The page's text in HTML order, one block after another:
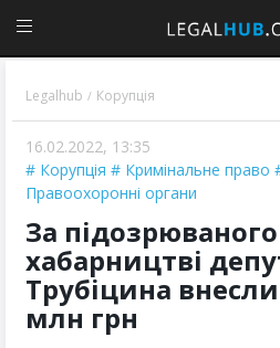
Legalhub / Корупція
16.02.2022, 13:35
Корупція
Кримінальне право
Правоохоронні органи
За
хабарництві
Трубіцина
млн грн